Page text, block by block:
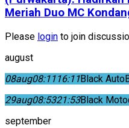
Meriah Duo MC
Please login to join
august
08aug08:1116:11Black
29aug08:5321:53Black
september